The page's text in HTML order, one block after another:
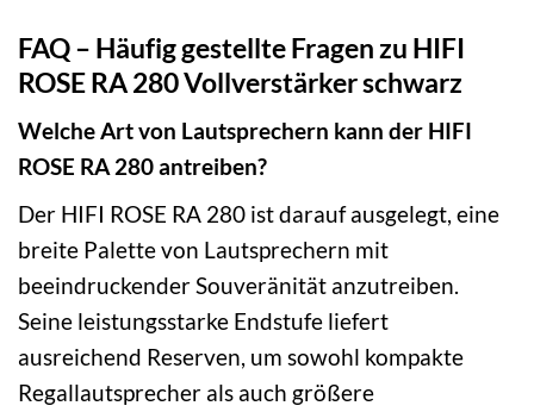
FAQ – Häufig gestellte Fragen zu HIFI
ROSE RA 280 Vollverstärker schwarz
Welche Art von Lautsprechern kann der HIFI
ROSE RA 280 antreiben?
Der HIFI ROSE RA 280 ist darauf ausgelegt, eine
breite Palette von Lautsprechern mit
beeindruckender Souveränität anzutreiben.
Seine leistungsstarke Endstufe liefert
ausreichend Reserven, um sowohl kompakte
Regallautsprecher als auch größere